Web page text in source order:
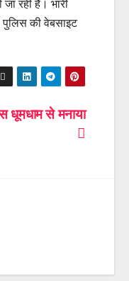
रही हैं। भारी
की वेबसाइट
धूमधाम से मनाया